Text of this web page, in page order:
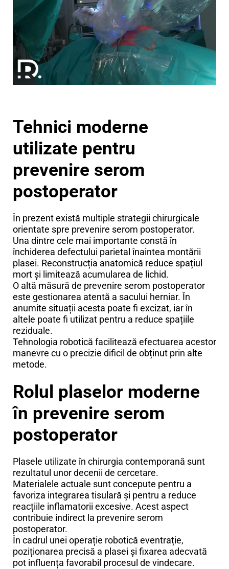
Tehnici moderne
utilizate pentru
prevenire serom
postoperator
În prezent există multiple strategii chirurgicale
orientate spre prevenire serom postoperator.
Una dintre cele mai importante constă în
închiderea defectului parietal înaintea montării
plasei. Reconstrucția anatomică reduce spațiul
mort și limitează acumularea de lichid.
O altă măsură de prevenire serom postoperator
este gestionarea atentă a sacului herniar. În
anumite situații acesta poate fi excizat, iar în
altele poate fi utilizat pentru a reduce spațiile
reziduale.
Tehnologia robotică facilitează efectuarea acestor
manevre cu o precizie dificil de obținut prin alte
metode.
Rolul plaselor moderne
în prevenire serom
postoperator
Plasele utilizate în chirurgia contemporană sunt
rezultatul unor decenii de cercetare.
Materialele actuale sunt concepute pentru a
favoriza integrarea tisulară și pentru a reduce
reacțiile inflamatorii excesive. Acest aspect
contribuie indirect la prevenire serom
postoperator.
În cadrul unei operație robotică eventrație,
poziționarea precisă a plasei și fixarea adecvată
pot influența favorabil procesul de vindecare.